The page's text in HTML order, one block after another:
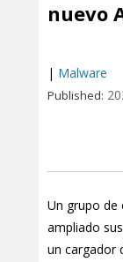
nuevo
| Malware
Published:
Un grupo de
ampliado
un cargador